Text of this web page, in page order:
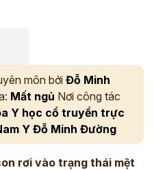
môn bởi Đỗ Minh
Mất ngủ Nơi công tác
Y học cổ truyền trực
Y Đỗ Minh Đường
rơi vào trạng thái mệt